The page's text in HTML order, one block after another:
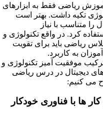
ریاضی فقط به ابزارهای
تکیه داشت. بهتر است
را متناسب با نیاز
کرد. در واقع تکنولوژی و
ریاضی باید برای تقویت
به کاربرد.
موفقیت آمیز تکنولوژی و
دیجیتال در درس ریاضی
می کنیم:
ها با فناوری خودکار